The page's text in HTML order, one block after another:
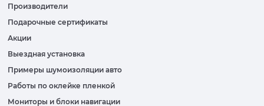
Производители
Подарочные сертификаты
Акции
Выездная установка
Примеры шумоизоляции авто
Работы по оклейке пленкой
Мониторы и блоки навигации